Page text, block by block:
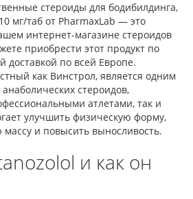
стероиды для бодибилдинга,
мг/таб от PharmaxLab — это
интернет-магазине стероидов
приобрести этот продукт по
доставкой по всей Европе.
как Винстрол, является одним
стероидов,
атлетами, так и
улучшить физическую форму,
и повысить выносливость.
и как он